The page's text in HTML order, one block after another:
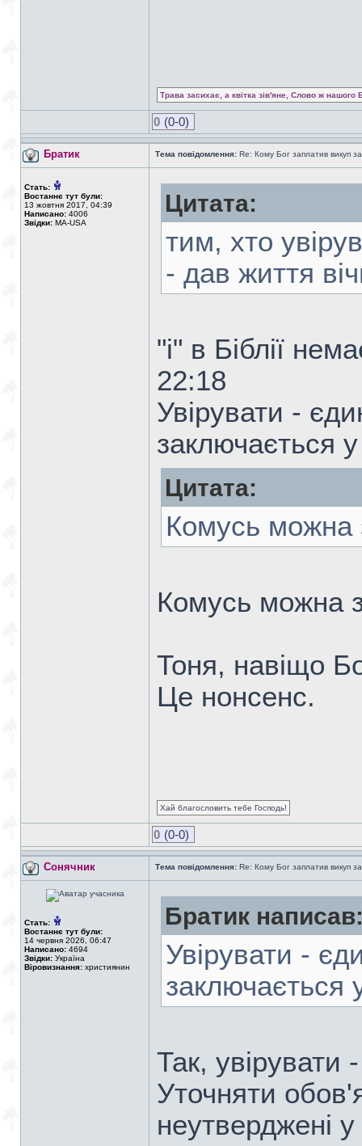
Трава засихає, а квітка зів'яне, Слово ж нашого
0 (0-0)
Братик Тема повідомлення: Re: Кому Бог заплатив викуп
Стать:
Востаннє тут були:
13 жовтня 2017, 04:39
Написано: 4006
Звідки: MA-USA
Цитата:
тим, хто
- дав життя
"і" в Біблії
22:18
Увірувати -
заключається у
Цитата:
Комусь можна
Комусь можна
Тоня, навіщо
Це нонсенс.
Хай благословить тебе Господь!
0 (0-0)
Сонячник Тема повідомлення: Re: Кому Бог заплатив викуп
Стать:
Востаннє тут були:
14 червня 2026, 06:47
Написано: 4694
Звідки: Україна
Віровизнання: християнин
Братик
Увірувати -
заключається
Так, увірувати
Уточняти
неутверджені